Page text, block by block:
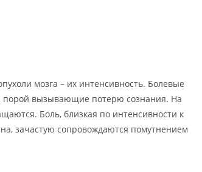
мозга – их интенсивность. Болевые
вызывающие потерю сознания. На
Боль, близкая по интенсивности к
зачастую сопровождаются помутнением